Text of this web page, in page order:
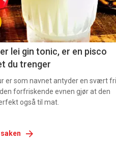
lei gin tonic, er en pisco
du trenger
er som navnet antyder en svært
forfriskende evnen gjør at den
også til mat.